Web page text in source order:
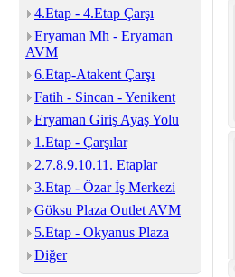
4.Etap - 4.Etap Çarşı
Eryaman Mh - Eryaman
AVM
6.Etap-Atakent Çarşı
Fatih - Sincan - Yenikent
Eryaman Giriş Ayaş Yolu
1.Etap - Çarşılar
2.7.8.9.10.11. Etaplar
3.Etap - Özar İş Merkezi
Göksu Plaza Outlet AVM
5.Etap - Okyanus Plaza
Diğer